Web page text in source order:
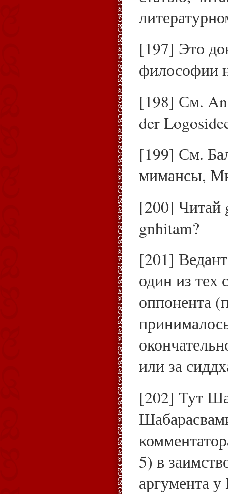
[197] Это
философии
[198] См.
der
[199] См.
мимансы,
[200] Читай
gnhitam?
[201]
один из тех
оппонента
или за
[202] Тут
5) в
аргумента